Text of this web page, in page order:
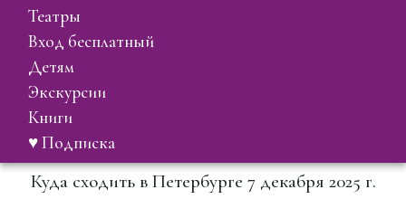
театры
вход бесплатный
детям
экскурсии
книги
♥ Подписка
Куда сходить в Петербурге 7 декабря 2025 г.